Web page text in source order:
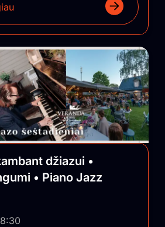
džiazui •
• Piano Jazz